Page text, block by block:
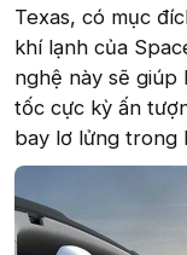
Texas, có mục
khí lạnh của
nghệ này sẽ giúp
tốc cực kỳ ấn
bay lơ lửng trong